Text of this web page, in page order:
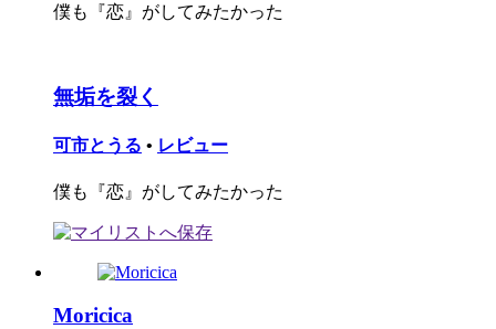
僕も『恋』がしてみたかった
無垢を裂く
可市とうる • レビュー
僕も『恋』がしてみたかった
Moricica